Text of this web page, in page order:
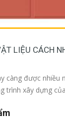
LIỆU CÁCH
càng được nhiều
trình xây dựng